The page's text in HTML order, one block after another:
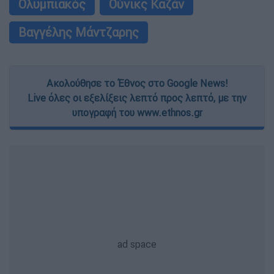
user protection.
Ολυμπιακός
Ούνικς Καζάν
Βαγγέλης Μάντζαρης
Ακολούθησε το Έθνος στο Google News!
Live όλες οι εξελίξεις λεπτό προς λεπτό, με την
υπογραφή του www.ethnos.gr